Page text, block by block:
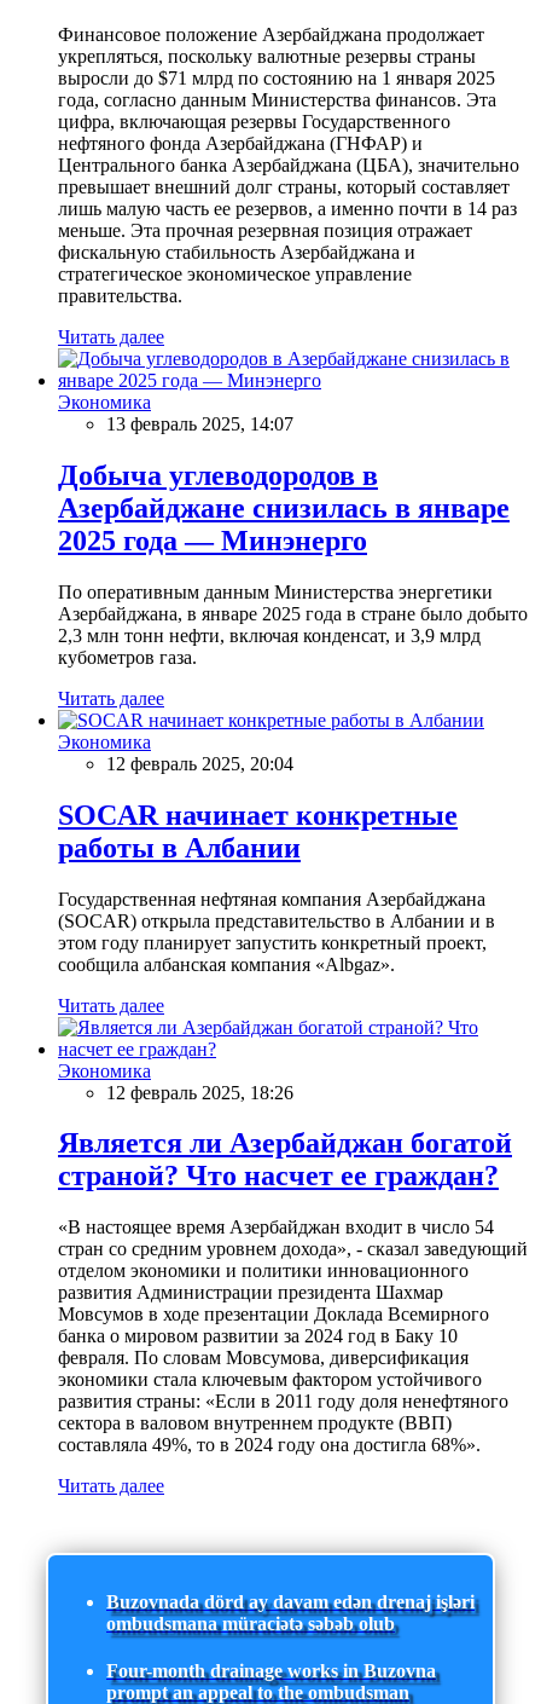
Финансовое положение Азербайджана продолжает
укрепляться, поскольку валютные резервы страны
выросли до $71 млрд по состоянию на 1 января 2025
года, согласно данным Министерства финансов. Эта
цифра, включающая резервы Государственного
нефтяного фонда Азербайджана (ГНФАР) и
Центрального банка Азербайджана (ЦБА), значительно
превышает внешний долг страны, который составляет
лишь малую часть ее резервов, а именно почти в 14 раз
меньше. Эта прочная резервная позиция отражает
фискальную стабильность Азербайджана и
стратегическое экономическое управление
правительства.
Читать далее
Экономика
13 февраль 2025, 14:07
Добыча углеводородов в
Азербайджане снизилась в январе
2025 года — Минэнерго
По оперативным данным Министерства энергетики
Азербайджана, в январе 2025 года в стране было добыто
2,3 млн тонн нефти, включая конденсат, и 3,9 млрд
кубометров газа.
Читать далее
Экономика
12 февраль 2025, 20:04
SOCAR начинает конкретные
работы в Албании
Государственная нефтяная компания Азербайджана
(SOCAR) открыла представительство в Албании и в
этом году планирует запустить конкретный проект,
сообщила албанская компания «Albgaz».
Читать далее
Экономика
12 февраль 2025, 18:26
Является ли Азербайджан богатой
страной? Что насчет ее граждан?
«В настоящее время Азербайджан входит в число 54
стран со средним уровнем дохода», - сказал заведующий
отделом экономики и политики инновационного
развития Администрации президента Шахмар
Мовсумов в ходе презентации Доклада Всемирного
банка о мировом развитии за 2024 год в Баку 10
февраля. По словам Мовсумова, диверсификация
экономики стала ключевым фактором устойчивого
развития страны: «Если в 2011 году доля ненефтяного
сектора в валовом внутреннем продукте (ВВП)
составляла 49%, то в 2024 году она достигла 68%».
Читать далее
Buzovnada dörd ay davam edən drenaj işləri
ombudsmana müraciətə səbəb olub
Four-month drainage works in Buzovna
prompt an appeal to the ombudsman